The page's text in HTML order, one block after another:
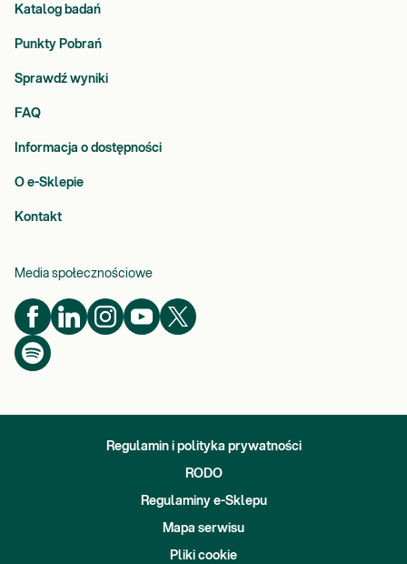
Katalog badań
Punkty Pobrań
Sprawdź wyniki
FAQ
Informacja o dostępności
O e-Sklepie
Kontakt
Media społecznościowe
Regulamin i polityka prywatności
RODO
Regulaminy e-Sklepu
Mapa serwisu
Pliki cookie